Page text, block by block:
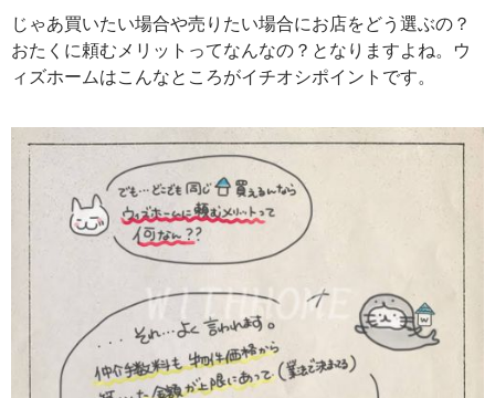
じゃあ買いたい場合や売りたい場合にお店をどう選ぶの？
おたくに頼むメリットってなんなの？となりますよね。ウ
ィズホームはこんなところがイチオシポイントです。